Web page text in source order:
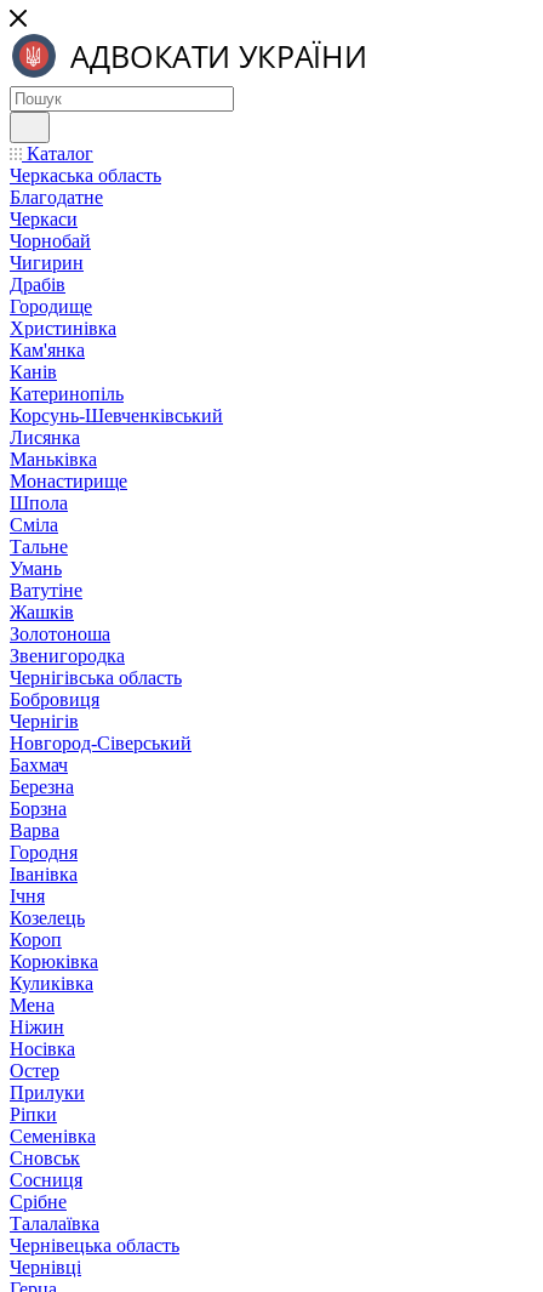
Каталог
Черкаська область
Благодатне
Черкаси
Чорнобай
Чигирин
Драбів
Городище
Христинівка
Кам'янка
Канів
Катеринопіль
Корсунь-Шевченківський
Лисянка
Маньківка
Монастирище
Шпола
Сміла
Тальне
Умань
Ватутіне
Жашків
Золотоноша
Звенигородка
Чернігівська область
Бобровиця
Чернігів
Новгород-Сіверський
Бахмач
Березна
Борзна
Варва
Городня
Іванівка
Ічня
Козелець
Короп
Корюківка
Куликівка
Мена
Ніжин
Носівка
Остер
Прилуки
Ріпки
Семенівка
Сновськ
Сосниця
Срібне
Талалаївка
Чернівецька область
Чернівці